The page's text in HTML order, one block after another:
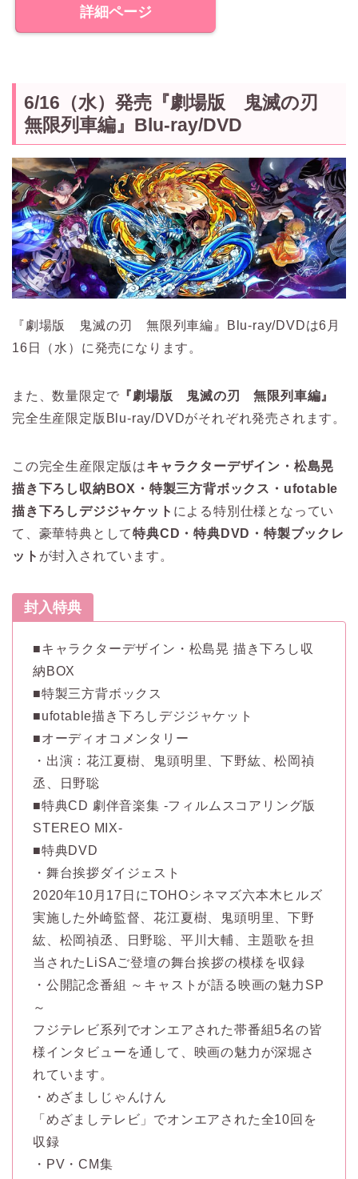
詳細ページ
6/16（水）発売『劇場版 鬼滅の刃
無限列車編』Blu-ray/DVD
『劇場版 鬼滅の刃 無限列車編』Blu-ray/DVDは6月
16日（水）に発売になります。
また、数量限定で 『劇場版 鬼滅の刃 無限列車編』
完全生産限定版Blu-ray/DVDがそれぞれ発売されます。
この完全生産限定版はキャラクターデザイン・松島晃
描き下ろし収納BOX・特製三方背ボックス・ufotable
描き下ろしデジジャケット による特別仕様となってい
て、豪華特典として特典CD・特典DVD・特製ブックレ
ット が封入されています。
封入特典
■キャラクターデザイン・松島晃 描き下ろし収
納BOX
■特製三方背ボックス
■ufotable描き下ろしデジジャケット
■オーディオコメンタリー
・出演：花江夏樹、鬼頭明里、下野紘、松岡禎
丞、日野聡
■特典CD 劇伴音楽集 -フィルムスコアリング版
STEREO MIX-
■特典DVD
・舞台挨拶ダイジェスト
2020年10月17日にTOHOシネマズ六本木ヒルズ
実施した外崎監督、花江夏樹、鬼頭明里、下野
紘、松岡禎丞、日野聡、平川大輔、主題歌を担
当されたLiSAご登壇の舞台挨拶の模様を収録
・公開記念番組 ～キャストが語る映画の魅力SP
～
フジテレビ系列でオンエアされた帯番組5名の皆
様インタビューを通して、映画の魅力が深堀さ
れています。
・めざましじゃんけん
「めざましテレビ」でオンエアされた全10回を
収録
・PV・CM集